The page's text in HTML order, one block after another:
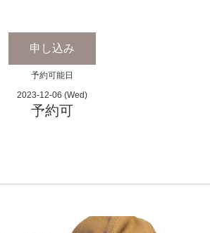
申し込み
予約可能日
2023-12-06 (Wed)
予約可